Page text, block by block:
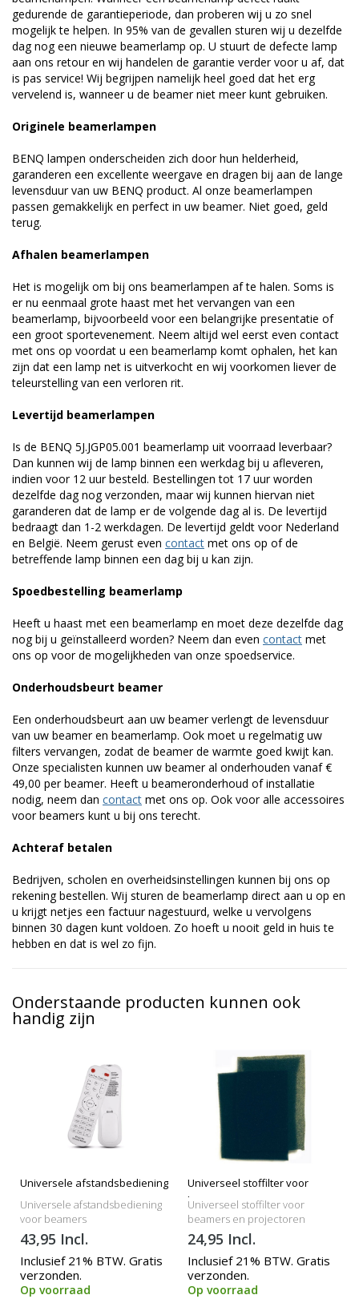
gedurende de garantieperiode, dan proberen wij u zo snel
mogelijk te helpen. In 95% van de gevallen sturen wij u dezelfde
dag nog een nieuwe beamerlamp op. U stuurt de defecte lamp
aan ons retour en wij handelen de garantie verder voor u af, dat
is pas service! Wij begrijpen namelijk heel goed dat het erg
vervelend is, wanneer u de beamer niet meer kunt gebruiken.
Originele beamerlampen
BENQ lampen onderscheiden zich door hun helderheid,
garanderen een excellente weergave en dragen bij aan de lange
levensduur van uw BENQ product. Al onze beamerlampen
passen gemakkelijk en perfect in uw beamer. Niet goed, geld
terug.
Afhalen beamerlampen
Het is mogelijk om bij ons beamerlampen af te halen. Soms is
er nu eenmaal grote haast met het vervangen van een
beamerlamp, bijvoorbeeld voor een belangrijke presentatie of
een groot sportevenement. Neem altijd wel eerst even contact
met ons op voordat u een beamerlamp komt ophalen, het kan
zijn dat een lamp net is uitverkocht en wij voorkomen liever de
teleurstelling van een verloren rit.
Levertijd beamerlampen
Is de BENQ 5J.JGP05.001 beamerlamp uit voorraad leverbaar?
Dan kunnen wij de lamp binnen een werkdag bij u afleveren,
indien voor 12 uur besteld. Bestellingen tot 17 uur worden
dezelfde dag nog verzonden, maar wij kunnen hiervan niet
garanderen dat de lamp er de volgende dag al is. De levertijd
bedraagt dan 1-2 werkdagen. De levertijd geldt voor Nederland
en België. Neem gerust even contact met ons op of de
betreffende lamp binnen een dag bij u kan zijn.
Spoedbestelling beamerlamp
Heeft u haast met een beamerlamp en moet deze dezelfde dag
nog bij u geïnstalleerd worden? Neem dan even contact met
ons op voor de mogelijkheden van onze spoedservice.
Onderhoudsbeurt beamer
Een onderhoudsbeurt aan uw beamer verlengt de levensduur
van uw beamer en beamerlamp. Ook moet u regelmatig uw
filters vervangen, zodat de beamer de warmte goed kwijt kan.
Onze specialisten kunnen uw beamer al onderhouden vanaf €
49,00 per beamer. Heeft u beameronderhoud of installatie
nodig, neem dan contact met ons op. Ook voor alle accessoires
voor beamers kunt u bij ons terecht.
Achteraf betalen
Bedrijven, scholen en overheidsinstellingen kunnen bij ons op
rekening bestellen. Wij sturen de beamerlamp direct aan u op en
u krijgt netjes een factuur nagestuurd, welke u vervolgens
binnen 30 dagen kunt voldoen. Zo hoeft u nooit geld in huis te
hebben en dat is wel zo fijn.
Onderstaande producten kunnen ook
handig zijn
Universele afstandsbediening
Universele afstandsbediening
voor beamers
43,95 Incl.
Inclusief 21% BTW. Gratis
verzonden.
Op voorraad
Universeel stoffilter voor
beamers
Universeel stoffilter voor
beamers en projectoren
24,95 Incl.
Inclusief 21% BTW. Gratis
verzonden.
Op voorraad